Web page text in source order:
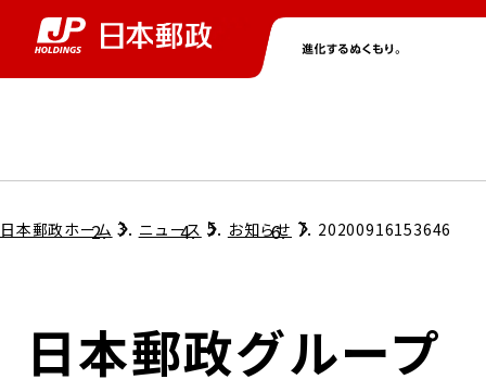
グループ情報トップ
コンプライアンス
株主・投資家情報トップ
個人投資家のみなさまへ
ニューストップ
サステナビリティトップ
担当役員メッセージ
採用情報トップ
日本郵政ホーム ニュース お知らせ 20200916153646
日本郵政グループ